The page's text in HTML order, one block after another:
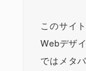
このサイ
Webデザ
ではメタ